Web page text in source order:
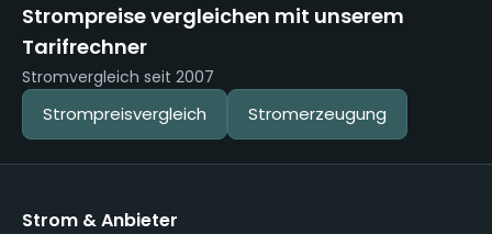
Strompreise vergleichen mit unserem
Tarifrechner
Stromvergleich seit 2007
Strompreisvergleich Stromerzeugung
Strom & Anbieter